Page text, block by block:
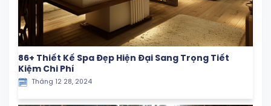
86+ Thiết Kế Spa Đẹp Hiện Đại Sang Trọng Tiết
Kiệm Chi Phí
Tháng 12 28, 2024